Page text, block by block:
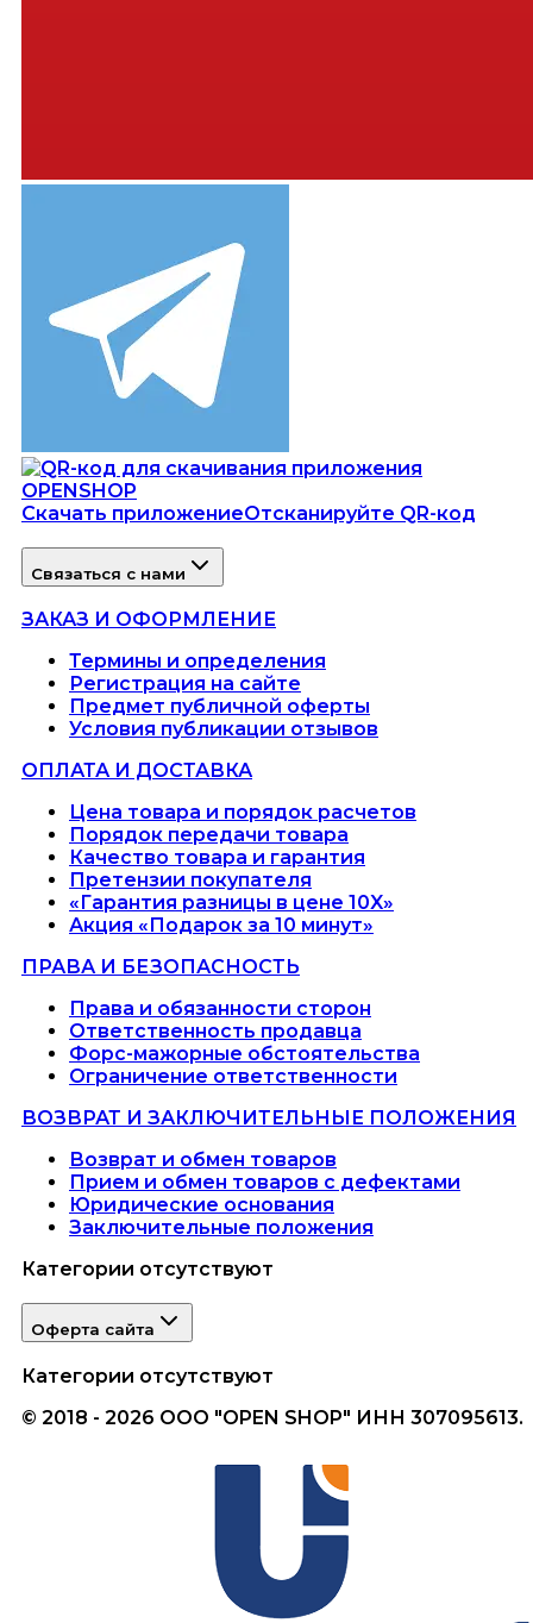
Скачать приложениеОтсканируйте QR-код
Связаться с нами
ЗАКАЗ И ОФОРМЛЕНИЕ
Термины и определения
Регистрация на сайте
Предмет публичной оферты
Условия публикации отзывов
ОПЛАТА И ДОСТАВКА
Цена товара и порядок расчетов
Порядок передачи товара
Качество товара и гарантия
Претензии покупателя
«Гарантия разницы в цене 10X»
Акция «Подарок за 10 минут»
ПРАВА И БЕЗОПАСНОСТЬ
Права и обязанности сторон
Ответственность продавца
Форс-мажорные обстоятельства
Ограничение ответственности
ВОЗВРАТ И ЗАКЛЮЧИТЕЛЬНЫЕ ПОЛОЖЕНИЯ
Возврат и обмен товаров
Прием и обмен товаров с дефектами
Юридические основания
Заключительные положения
Категории отсутствуют
Оферта сайта
Категории отсутствуют
© 2018 - 2026 ООО "OPEN SHOP" ИНН 307095613.